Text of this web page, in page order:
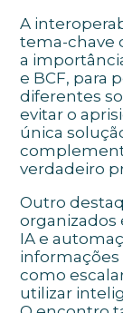
A
tema-chave
a
e BCF, para
diferentes
evitar o
única
verdadeiro
Outro
organizados
IA e
informações
como
utilizar